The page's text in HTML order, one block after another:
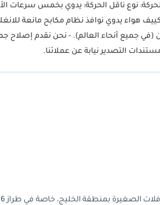
(في جميع أنحاء العالم). - نحن نقدم